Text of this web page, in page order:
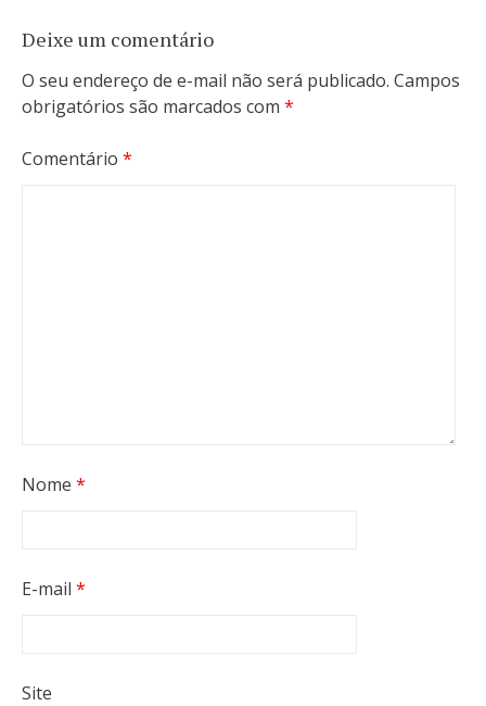
Deixe um comentário
O seu endereço de e-mail não será publicado. Campos
obrigatórios são marcados com *
Comentário *
Nome *
E-mail *
Site